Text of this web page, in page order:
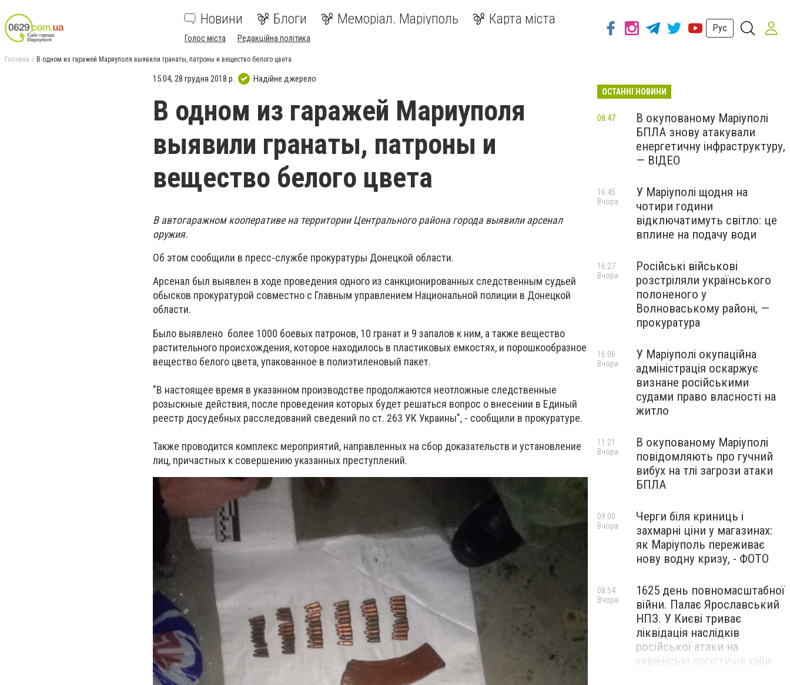
Новини Блоги Меморіал. Маріуполь Карта міста
Голос міста Редакційна політика
Рус
Головна В одном из гаражей Мариуполя выявили гранаты, патроны и вещество белого цвета
15:04, 28 грудня 2018 р. Надійне джерело
В одном из гаражей Мариуполя
выявили гранаты, патроны и
вещество белого цвета
В автогаражном кооперативе на территории Центрального района города выявили арсенал
оружия.
Об этом сообщили в пресс-службе прокуратуры Донецкой области.
Арсенал был выявлен в ходе проведения одного из санкционированных следственным судьей
обысков прокуратурой совместно с Главным управлением Национальной полиции в Донецкой
области.
Было выявлено более 1000 боевых патронов, 10 гранат и 9 запалов к ним, а также вещество
растительного происхождения, которое находилось в пластиковых емкостях, и порошкообразное
вещество белого цвета, упакованное в полиэтиленовый пакет.
"В настоящее время в указанном производстве продолжаются неотложные следственные
розыскные действия, после проведения которых будет решаться вопрос о внесении в Единый
реестр досудебных расследований сведений по ст. 263 УК Украины", - сообщили в прокуратуре.
Также проводится комплекс мероприятий, направленных на сбор доказательств и установление
лиц, причастных к совершению указанных преступлений.
ОСТАННІ НОВИНИ
В окупованому Маріуполі
БПЛА знову атакували
енергетичну інфраструктуру,
— ВІДЕО
08:47
У Маріуполі щодня на
чотири години
відключатимуть світло: це
вплине на подачу води
16:45
Вчора
Російські військові
розстріляли українського
полоненого у
Волноваському районі, —
прокуратура
16:27
Вчора
У Маріуполі окупаційна
адміністрація оскаржує
визнане російськими
судами право власності на
житло
16:06
Вчора
В окупованому Маріуполі
повідомляють про гучний
вибух на тлі загрози атаки
БПЛА
11:21
Вчора
Черги біля криниць і
захмарні ціни у магазинах:
як Маріуполь переживає
нову водну кризу, - ФОТО
09:00
Вчора
1625 день повномасштабної
війни. Палає Ярославський
НПЗ. У Києві триває
ліквідація наслідків
російської атаки на
українські логістичні хаби
08:54
Вчора